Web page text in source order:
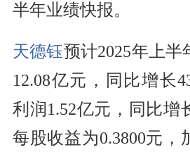
半年业绩快报。
天德钰预计2025年上半
12.08亿元，同比增长
利润1.52亿元，同比增
每股收益为0.3800元，